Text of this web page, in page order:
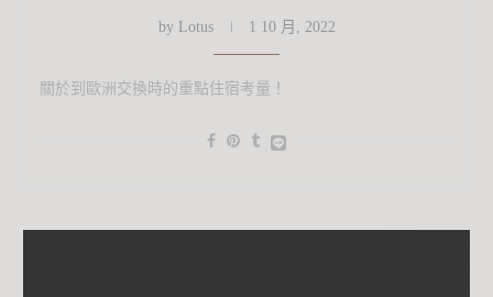
by Lotus 1 10 月, 2022
關於到歐洲交換時的重點住宿考量！